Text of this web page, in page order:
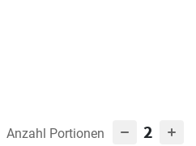
Anzahl Portionen 2